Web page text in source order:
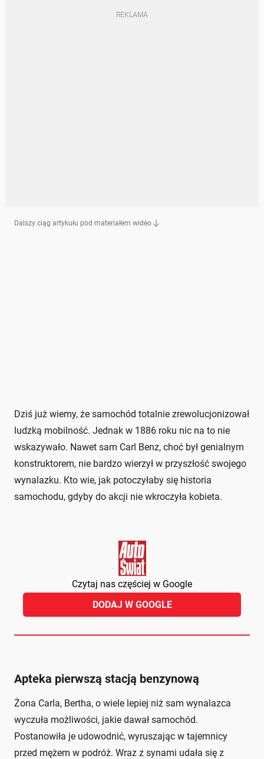
Dalszy ciąg artykułu pod materiałem wideo
Dziś już wiemy, że samochód totalnie zrewolucjonizował
ludzką mobilność. Jednak w 1886 roku nic na to nie
wskazywało. Nawet sam Carl Benz, choć był genialnym
konstruktorem, nie bardzo wierzył w przyszłość swojego
wynalazku. Kto wie, jak potoczyłaby się historia
samochodu, gdyby do akcji nie wkroczyła kobieta.
Czytaj nas częściej w Google
DODAJ W GOOGLE
Apteka pierwszą stacją benzynową
Żona Carla, Bertha, o wiele lepiej niż sam wynalazca
wyczuła możliwości, jakie dawał samochód.
Postanowiła je udowodnić, wyruszając w tajemnicy
przed mężem w podróż. Wraz z synami udała się z